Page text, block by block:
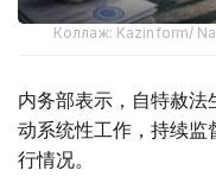
Коллаж: Kazinform/
内务部表示，自特赦
动系统性工作，持续监
行情况。